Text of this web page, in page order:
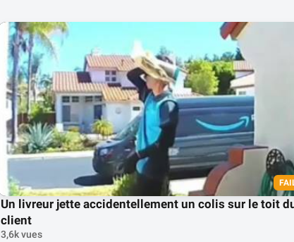
Un livreur jette accidentellement un colis sur le toit
client
3,6k vues